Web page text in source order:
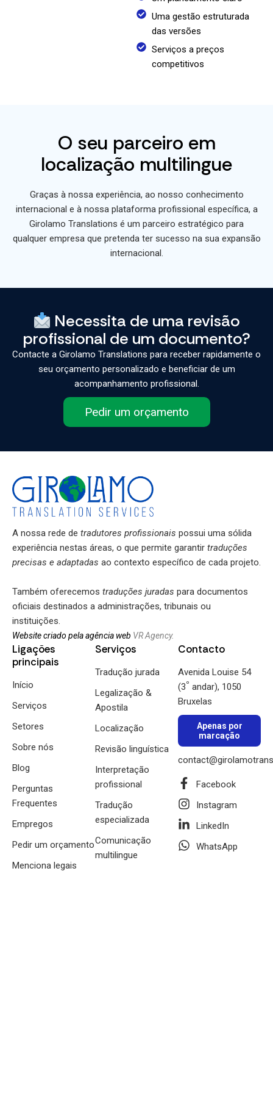
Uma gestão estruturada
das versões
Serviços a preços
competitivos
O seu parceiro em
localização multilingue
Graças à nossa experiência, ao nosso conhecimento
internacional e à nossa plataforma profissional específica, a
Girolamo Translations é um parceiro estratégico para
qualquer empresa que pretenda ter sucesso na sua expansão
internacional.
Necessita de uma revisão
profissional de um documento?
Contacte a Girolamo Translations para receber rapidamente o
seu orçamento personalizado e beneficiar de um
acompanhamento profissional.
Pedir um orçamento
A nossa rede de tradutores profissionais possui uma sólida
experiência nestas áreas, o que permite garantir traduções
precisas e adaptadas ao contexto específico de cada projeto.
Também oferecemos traduções juradas para documentos
oficiais destinados a administrações, tribunais ou
instituições.
Website criado pela agência web VR Agency.
Ligações
principais
Início
Serviços
Setores
Sobre nós
Blog
Perguntas
Frequentes
Empregos
Pedir um orçamento
Menciona legais
Serviços
Tradução jurada
Legalização &
Apostila
Localização
Revisão linguística
Interpretação
profissional
Tradução
especializada
Comunicação
multilingue
Contacto
Avenida Louise 54
(3º andar), 1050
Bruxelas
Apenas por
marcação
Facebook
Instagram
LinkedIn
WhatsApp